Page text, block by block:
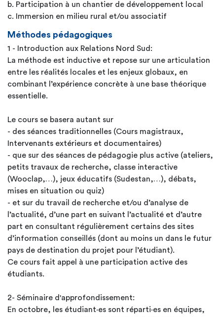
b. Participation à un chantier de développement local
c. Immersion en milieu rural et/ou associatif
Méthodes pédagogiques
1 - Introduction aux Relations Nord Sud:
La méthode est inductive et repose sur une articulation
entre les réalités locales et les enjeux globaux, en
combinant l’expérience concrète à une base théorique
essentielle.
Le cours se basera autant sur
- des séances traditionnelles (Cours magistraux,
Intervenants extérieurs et documentaires)
- que sur des séances de pédagogie plus active (ateliers,
petits travaux de recherche, classe interactive
(Wooclap,…), jeux éducatifs (Sudestan,…), débats,
mises en situation ou quiz)
- et sur du travail de recherche et/ou d’analyse de
l’actualité, d’une part en suivant l’actualité et d’autre
part en consultant régulièrement certains des sites
d’information conseillés (dont au moins un dans le futur
pays de destination du projet pour l’étudiant).
Ce cours fait appel à une participation active des
étudiants.
2- Séminaire d'approfondissement:
En octobre, les étudiant·es sont réparti·es en équipes,